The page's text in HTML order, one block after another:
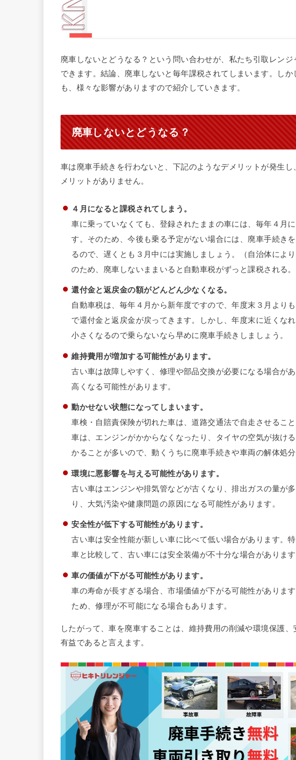
廃車しないとどうなる？という問い合わせが、私たち引取レン
できます。結論、廃車しないと毎年課税されてしまいます。し
も、様々な影響がありますので紹介していきます。
廃車しないとどうなる？
車は廃車手続きを行わないと、下記のようなデメリットが発生
メリットがありません。
４月になると課税されてしまう。
車に乗っていなくても、登録されたままの車には、毎年４月
す。そのため、今後も乗る予定がない場合には、廃車手続き
るので、遅くとも３月中には実施しましょう。（自治体によ
のため、廃車しないままいると自動車税がずっと課税される。
還付金と返戻金の額がどんどん少なくなる。
自動車税は、毎年４月から新年度ですので、年度末３月より
で還付金と返戻金が戻ってきます。しかし、年度末に近くな
小さくなるので乗らないなら早めに廃車手続きしましょう。
維持費用が増加する可能性があります。
古い車は故障しやすく、修理や部品交換が必要になる場合が
高くなる可能性があります。
動かせない状態になってしまいます。
車検・自賠責保険が切れた車は、道路交通法で自走させるこ
車は、エンジンがかからなくなったり、タイヤの空気が抜け
かることが多いので、動くうちに廃車手続きや車両の解体処分
環境に悪影響を与える可能性があります。
古い車はエンジンや排気管などが古くなり、排出ガスの量が
り、大気汚染や健康問題の原因になる可能性があります。
安全性が低下する可能性があります。
古い車は安全性能が新しい車に比べて低い場合があります。
車と比較して、古い車には安全装備が不十分な場合があります
車の価値が下がる可能性があります。
車の寿命が長すぎる場合、市場価値が下がる可能性がありま
ため、修理が不可能になる場合もあります。
したがって、車を廃車することは、維持費用の削減や環境保護
有益であると言えます。